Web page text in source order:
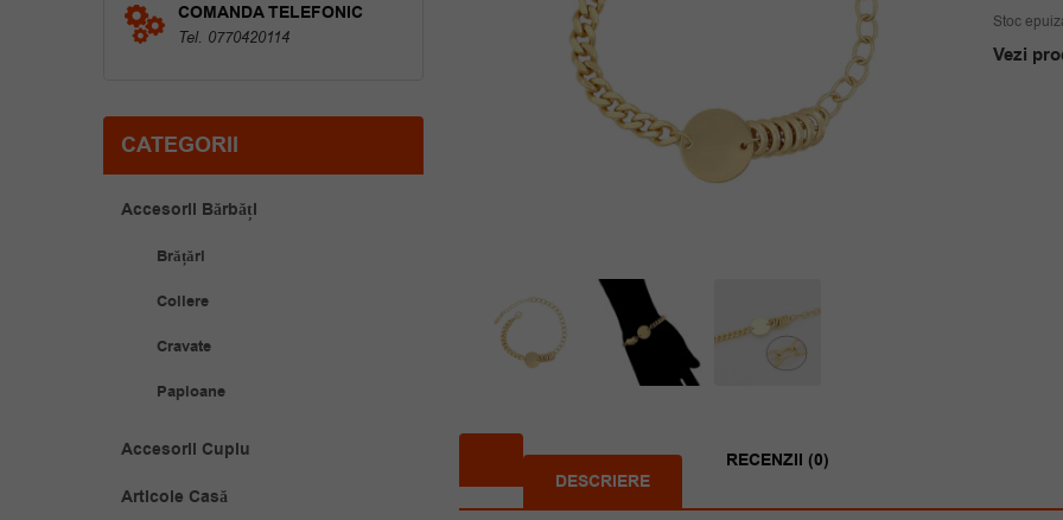
Stoc
Vezi
DESCRIERE
RECENZII (0)
COMANDA TELEFONIC
Tel. 0770420114
CATEGORII
Accesorii Bărbăți
Brățări
Coliere
Cravate
Papioane
Accesorii Cuplu
Articole Casă